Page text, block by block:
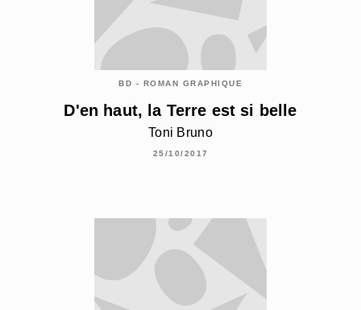
BD - ROMAN GRAPHIQUE
D'en haut, la Terre est si belle
Toni Bruno
25/10/2017